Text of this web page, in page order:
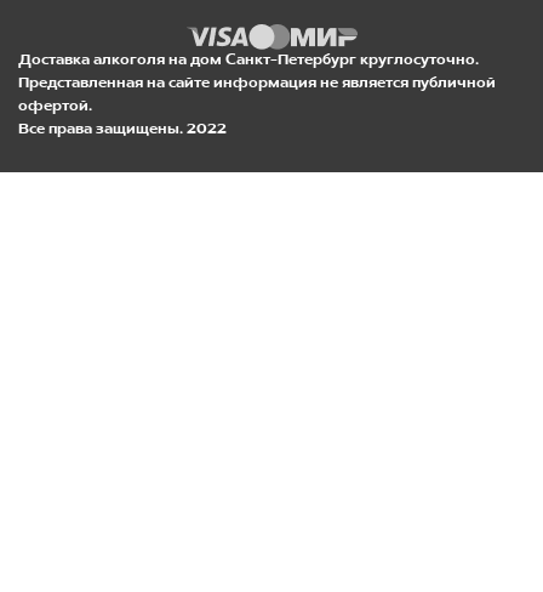
Доставка алкоголя на дом Санкт-Петербург круглосуточно.
Представленная на сайте информация не является публичной
офертой.
Все права защищены. 2022